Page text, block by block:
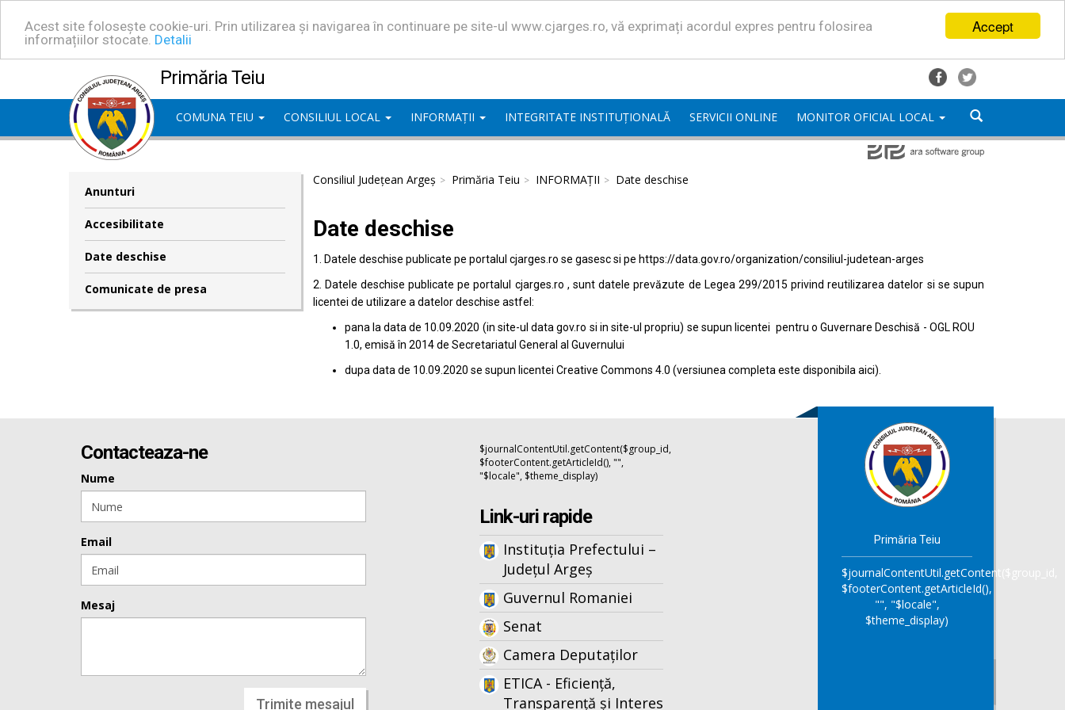
Accept
Acest site folosește cookie-uri. Prin utilizarea și navigarea în continuare pe site-ul www.cjarges.ro, vă exprimați acordul expres pentru folosirea
informațiilor stocate. Detalii
Primăria Teiu
COMUNA TEIU CONSILIUL LOCAL INFORMAȚII INTEGRITATE INSTITUȚIONALĂ SERVICII ONLINE MONITOR OFICIAL LOCAL
Anunturi
Accesibilitate
Date deschise
Comunicate de presa
Consiliul Județean Argeș Primăria Teiu INFORMAȚII Date deschise
Date deschise
1. Datele deschise publicate pe portalul cjarges.ro se gasesc si pe https://data.gov.ro/organization/consiliul-judetean-arges
2. Datele deschise publicate pe portalul cjarges.ro , sunt datele prevăzute de Legea 299/2015 privind reutilizarea datelor si se supun
licentei de utilizare a datelor deschise astfel:
pana la data de 10.09.2020 (in site-ul datagov.ro si in site-ul propriu) se supun licentei pentru o Guvernare Deschisă - OGL ROU
1.0, emisă în 2014 de Secretariatul General al Guvernului
dupa data de 10.09.2020 se supun licentei Creative Commons 4.0 (versiunea completa este disponibila aici).
Contacteaza-ne
Nume
Email
Mesaj
Trimite mesajul
$journalContentUtil.getContent($group_id,
$footerContent.getArticleId(), "",
"$locale", $theme_display)
Link-uri rapide
Instituția Prefectului –
Județul Argeș
Guvernul Romaniei
Senat
Camera Deputaților
ETICA - Eficiență,
Transparență și Interes
Primăria Teiu
$journalContentUtil.getContent($group_id,
$footerContent.getArticleId(),
"", "$locale",
$theme_display)